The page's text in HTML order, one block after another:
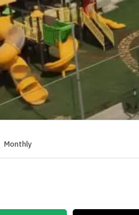
Monthly